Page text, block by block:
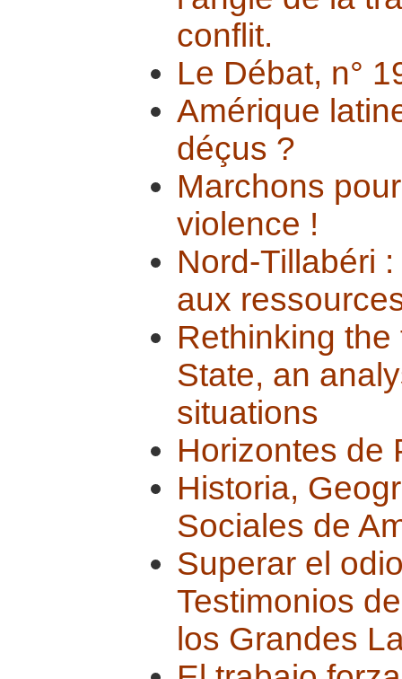
conflit.
Le Débat, n°
Amérique
déçus ?
Marchons
violence !
Nord-Tillabéri
aux
Rethinking
State, an
situations
Horizontes de
Historia,
Sociales de
Superar el
Testimonios
los Grandes